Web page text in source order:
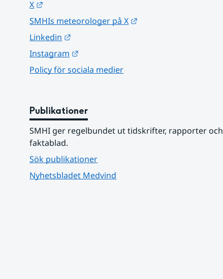
X
SMHIs meteorologer på X
Linkedin
Instagram
Policy för sociala medier
Publikationer
SMHI ger regelbundet ut tidskrifter, rapporter och
faktablad.
Sök publikationer
Nyhetsbladet Medvind